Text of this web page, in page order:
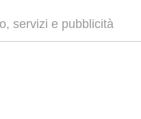
servizi e pubblicità